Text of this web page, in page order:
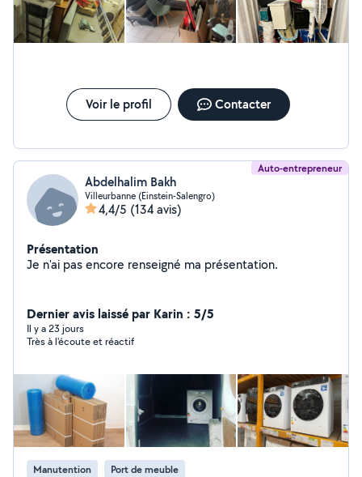
Voir le profil Contacter
Auto-entrepreneur
Abdelhalim Bakh
Villeurbanne (Einstein-Salengro)
4,4/5 (134 avis)
Présentation
Je n'ai pas encore renseigné ma présentation.
Dernier avis laissé par Karin : 5/5
Il y a 23 jours
Très à l'écoute et réactif
Manutention Port de meuble